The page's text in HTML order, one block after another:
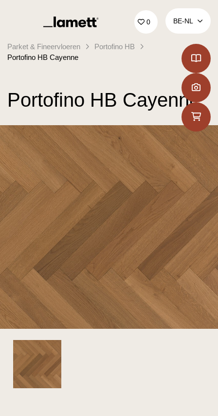
Terug naar home 0 BE‑NL
Parket & Fineervloeren
Portofino HB
Portofino HB Cayenne
Portofino HB Cayenne